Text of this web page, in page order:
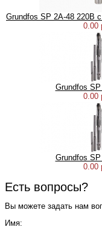
Grundfos SP 2A-48 220В
0.00
Grundfos
0.00
Grundfos
0.00
Есть вопросы?
Вы можете задать нам
Имя: